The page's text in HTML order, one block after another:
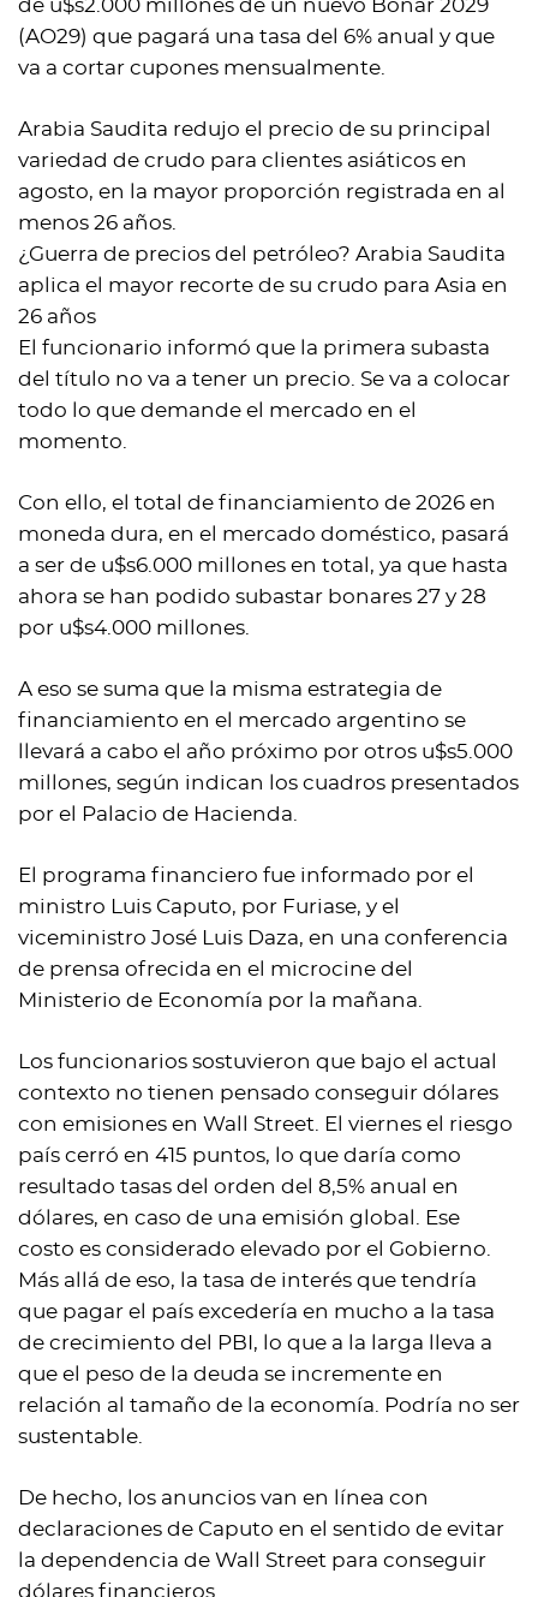
de u$s2.000 millones de un nuevo Bonar 2029
(AO29) que pagará una tasa del 6% anual y que
va a cortar cupones mensualmente.
Arabia Saudita redujo el precio de su principal
variedad de crudo para clientes asiáticos en
agosto, en la mayor proporción registrada en al
menos 26 años.
¿Guerra de precios del petróleo? Arabia Saudita
aplica el mayor recorte de su crudo para Asia en
26 años
El funcionario informó que la primera subasta
del título no va a tener un precio. Se va a colocar
todo lo que demande el mercado en el
momento.
Con ello, el total de financiamiento de 2026 en
moneda dura, en el mercado doméstico, pasará
a ser de u$s6.000 millones en total, ya que hasta
ahora se han podido subastar bonares 27 y 28
por u$s4.000 millones.
A eso se suma que la misma estrategia de
financiamiento en el mercado argentino se
llevará a cabo el año próximo por otros u$s5.000
millones, según indican los cuadros presentados
por el Palacio de Hacienda.
El programa financiero fue informado por el
ministro Luis Caputo, por Furiase, y el
viceministro José Luis Daza, en una conferencia
de prensa ofrecida en el microcine del
Ministerio de Economía por la mañana.
Los funcionarios sostuvieron que bajo el actual
contexto no tienen pensado conseguir dólares
con emisiones en Wall Street. El viernes el riesgo
país cerró en 415 puntos, lo que daría como
resultado tasas del orden del 8,5% anual en
dólares, en caso de una emisión global. Ese
costo es considerado elevado por el Gobierno.
Más allá de eso, la tasa de interés que tendría
que pagar el país excedería en mucho a la tasa
de crecimiento del PBI, lo que a la larga lleva a
que el peso de la deuda se incremente en
relación al tamaño de la economía. Podría no ser
sustentable.
De hecho, los anuncios van en línea con
declaraciones de Caputo en el sentido de evitar
la dependencia de Wall Street para conseguir
dólares financieros.